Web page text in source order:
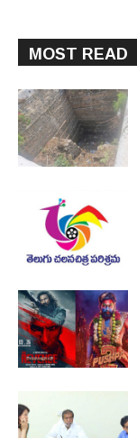
MOST READ